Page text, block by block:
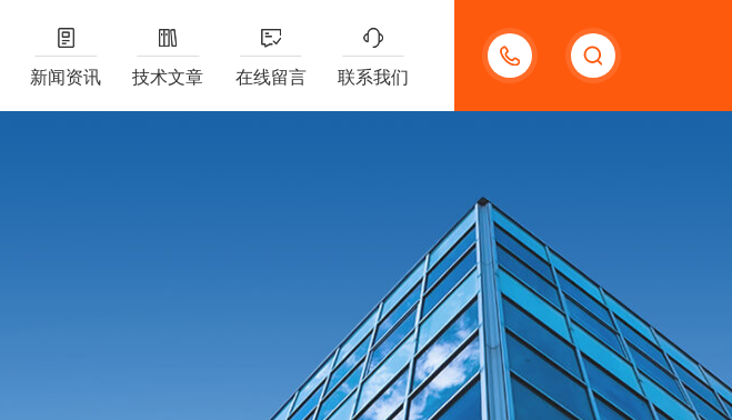
13132097161
新闻资讯 技术文章 在线留言 联系我们